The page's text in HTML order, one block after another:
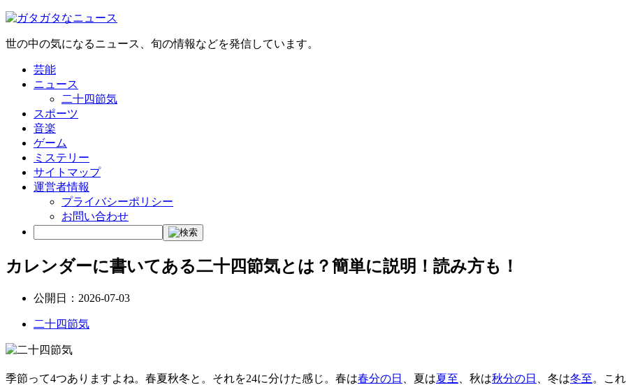
世の中の気になるニュース、旬の情報などを発信しています。
芸能
ニュース
二十四節気
スポーツ
音楽
ゲーム
ミステリー
サイトマップ
運営者情報
プライバシーポリシー
お問い合わせ
カレンダーに書いてある二十四節気とは？簡単に説明！読み方も！
公開日： 2026-07-03
二十四節気
季節って4つありますよね。春夏秋冬と。それを24に分けた感じ。春は春分の日 、夏は夏至 、秋は秋分の日 、冬は冬至。こ